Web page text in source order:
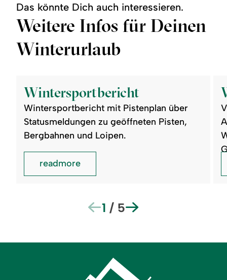
Das könnte Dich auch interessieren.
Weitere Infos für Deinen
Winterurlaub
Wintersportbericht
Wintersportbericht mit Pistenplan über
Statusmeldungen zu geöffneten Pisten,
Bergbahnen und Loipen.
Wintersportbericht
readmore
1 / 5